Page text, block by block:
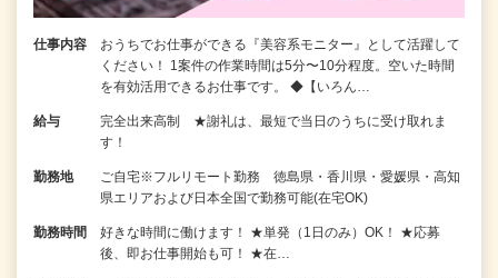
仕事内容
おうちでお仕事ができる『美容系モニター』として活躍して
ください！ 1案件の作業時間は5分〜10分程度。空いた時間
を有効活用できるお仕事です。 ◆【いろん…
給与
完全出来高制 ★謝礼は、最短で当日のうちに受け取れま
す！
勤務地
ご自宅※フルリモート勤務 徳島県・香川県・愛媛県・高知
県エリアおよび日本全国で勤務可能(在宅OK)
勤務時間
好きな時間に働けます！ ★単発（1日のみ）OK！ ★応募
後、即お仕事開始も可！ ★在…